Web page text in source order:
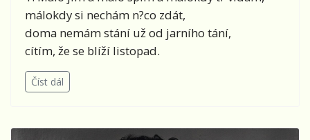
málokdy si nechám n?co zdát,
doma nemám stání už od jarního tání,
cítím, že se blíží listopad.
Číst dál